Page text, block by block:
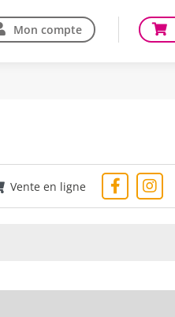
Mon compte
Vente en ligne